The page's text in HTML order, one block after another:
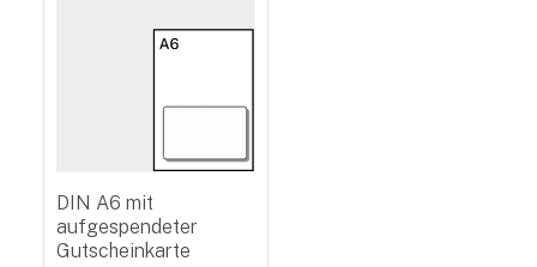
DIN A6 mit
aufgespendeter
Gutscheinkarte